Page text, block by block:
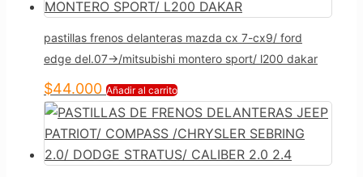
pastillas frenos delanteras mazda cx 7-cx9/ ford
edge del.07->/mitsubishi montero sport/ l200 dakar
$44.000 Añadir al carrito